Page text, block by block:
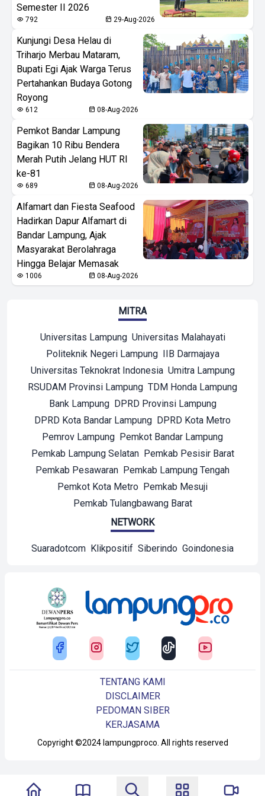
Semester II 2026
792 29-Aug-2026
Kunjungi Desa Helau di
Triharjo Merbau Mataram,
Bupati Egi Ajak Warga Terus
Pertahankan Budaya Gotong
Royong
612 08-Aug-2026
Pemkot Bandar Lampung
Bagikan 10 Ribu Bendera
Merah Putih Jelang HUT RI
ke-81
689 08-Aug-2026
Alfamart dan Fiesta Seafood
Hadirkan Dapur Alfamart di
Bandar Lampung, Ajak
Masyarakat Berolahraga
Hingga Belajar Memasak
1006 08-Aug-2026
MITRA
Universitas Lampung Universitas Malahayati
Politeknik Negeri Lampung
IIB Darmajaya
Universitas Teknokrat Indonesia Umitra Lampung
RSUDAM Provinsi Lampung TDM Honda Lampung
Bank Lampung
DPRD Provinsi Lampung
DPRD Kota Bandar Lampung DPRD Kota Metro
Pemrov Lampung Pemkot Bandar Lampung
Pemkab Lampung Selatan
Pemkab Pesisir Barat
Pemkab Pesawaran Pemkab Lampung Tengah
Pemkot Kota Metro Pemkab Mesuji
Pemkab Tulangbawang Barat
NETWORK
Suaradotcom Klikpositif Siberindo Goindonesia
Copyright ©2024 lampungproco. All rights reserved
TENTANG KAMI
DISCLAIMER
PEDOMAN SIBER
KERJASAMA